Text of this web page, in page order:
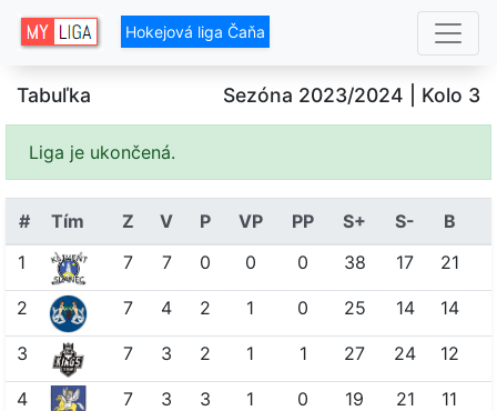
Hokejová liga Čaňa
Tabuľka Sezóna 2023/2024 | Kolo 3
Liga je ukončená.
# Tím Z V P VP PP S+ S-
B
1
7 7 0 0 0 38 17 21
2 7 4 2 1 0 25 14 14
3 7 3 2 1 1 27 24 12
4 7 3 3 1 0 19 21 11